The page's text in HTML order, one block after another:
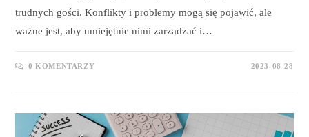
trudnych gości. Konflikty i problemy mogą się pojawić, ale
ważne jest, aby umiejętnie nimi zarządzać i…
0 KOMENTARZY 2023-08-28